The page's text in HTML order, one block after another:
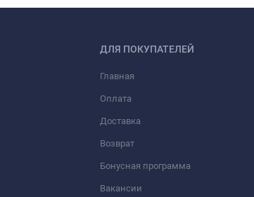
ДЛЯ ПОКУПАТЕЛЕЙ
Главная
Оплата
Доставка
Возврат
Бонусная программа
Вакансии